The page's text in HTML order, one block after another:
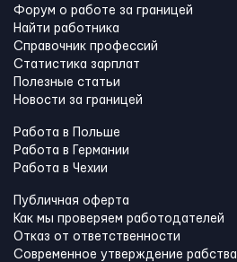
Форум о работе за границей
Найти работника
Справочник профессий
Статистика зарплат
Полезные статьи
Новости за границей
Работа в Польше
Работа в Германии
Работа в Чехии
Публичная оферта
Как мы проверяем работодателей
Отказ от ответственности
Современное утверждение рабства